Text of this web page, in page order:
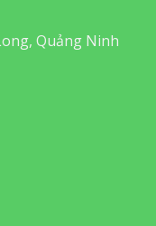
Quảng Ninh